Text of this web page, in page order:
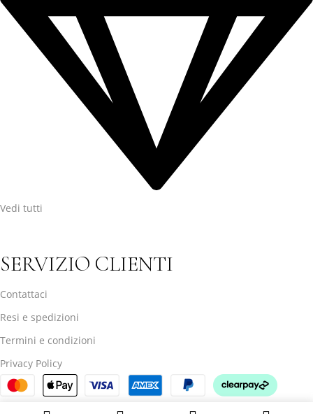
Vedi tutti
SERVIZIO CLIENTI
Contattaci
Resi e spedizioni
Termini e condizioni
Privacy Policy